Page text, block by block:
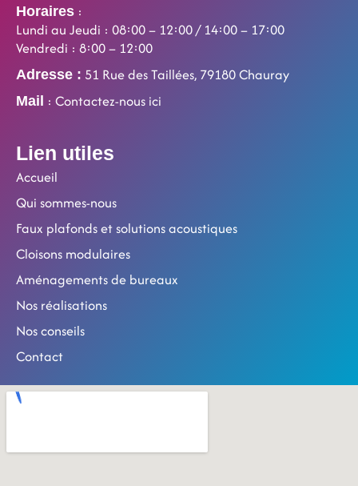
Horaires :
Lundi au Jeudi : 08:00 – 12:00 / 14:00 – 17:00
Vendredi : 8:00 – 12:00
Adresse : 51 Rue des Taillées, 79180 Chauray
Mail : Contactez-nous ici
Lien utiles
Accueil
Qui sommes-nous
Faux plafonds et solutions acoustiques
Cloisons modulaires
Aménagements de bureaux
Nos réalisations
Nos conseils
Contact